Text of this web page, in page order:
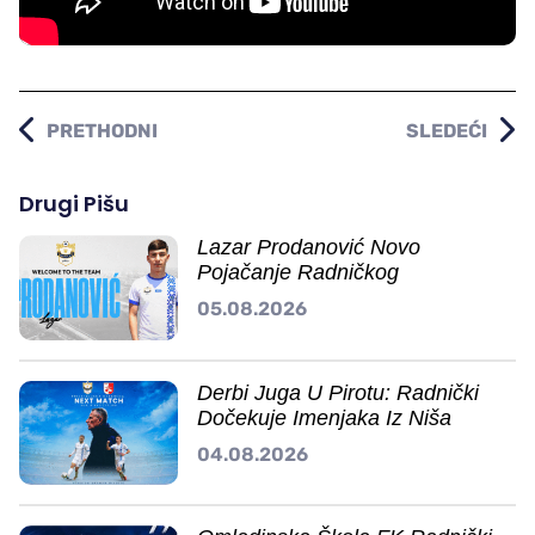
PRETHODNI SLEDEĆI
Drugi Pišu
Lazar Prodanović Novo
Pojačanje Radničkog
05.08.2026
Derbi Juga U Pirotu: Radnički
Dočekuje Imenjaka Iz Niša
04.08.2026